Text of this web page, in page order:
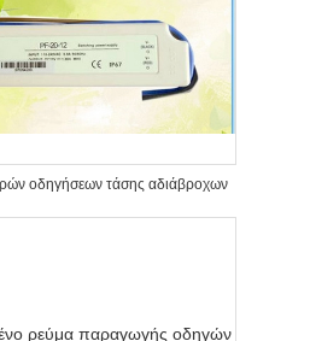
οδηγήσεων τάσης αδιάβροχων